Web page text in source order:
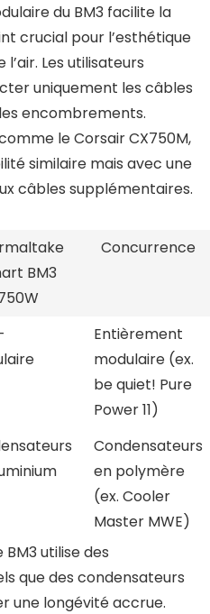
du BM3 facilite la
crucial pour l’esthétique
Les utilisateurs
uniquement les câbles
encombrements.
le Corsair CX750M,
similaire mais avec une
câbles supplémentaires.
BM3
Concurrence
Entièrement
modulaire (ex.
be quiet! Pure
Power 11)
Condensateurs
en polymère
(ex. Cooler
Master MWE)
utilise des
que des condensateurs
une longévité accrue.